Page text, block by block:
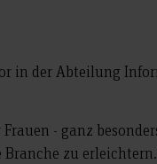
in der Abteilung
- ganz
zu